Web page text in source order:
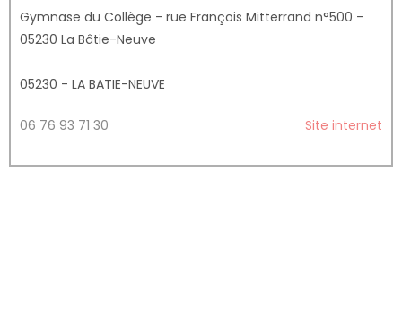
Gymnase du Collège - rue François Mitterrand n°500 -
05230 La Bâtie-Neuve
05230 - LA BATIE-NEUVE
Site internet
06 76 93 71 30